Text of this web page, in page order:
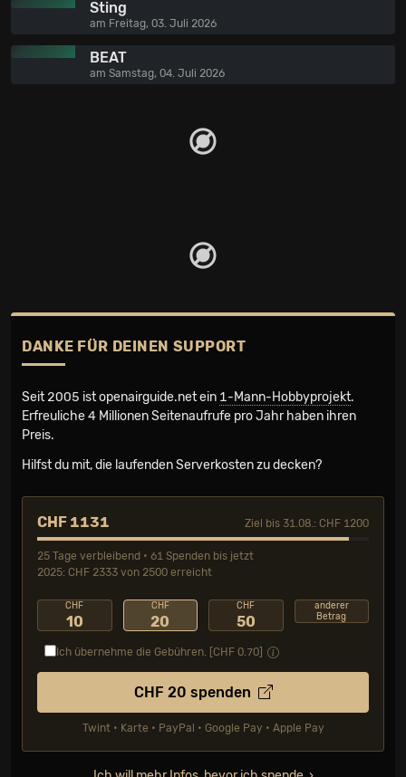
Sting
am Freitag, 03. Juli 2026
BEAT
am Samstag, 04. Juli 2026
DANKE FÜR DEINEN SUPPORT
Seit 2005 ist openairguide.net ein 1-Mann-Hobbyprojekt.
Erfreuliche 4 Millionen Seiten­aufrufe pro Jahr haben ihren
Preis.
Hilfst du mit, die laufenden Serverkosten zu decken?
CHF 1131 Ziel bis 31.08.: CHF 1200
25 Tage verbleibend • 61 Spenden bis jetzt
2025: CHF 2333 von 2500 erreicht
CHF
10
CHF
20
CHF
50
anderer
Betrag
Ich übernehme die Gebühren. [CHF 0.70
CHF 20 spenden
Twint • Karte • PayPal • Google Pay • Apple Pay